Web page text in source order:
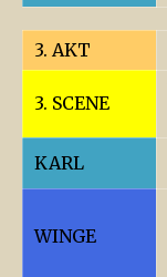
3. AKT
3. SCENE
KARL
WINGE